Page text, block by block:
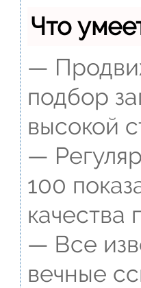
Что
—
подбор
высокой
—
100
качества
— Все
вечные